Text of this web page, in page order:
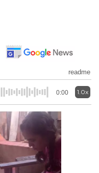
readme
0:00 1.0x